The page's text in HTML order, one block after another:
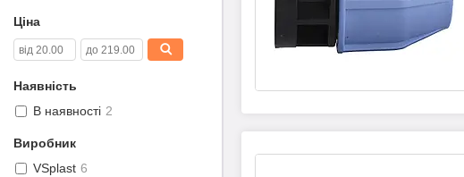
Ціна
Наявність
В наявності 2
Виробник
VSplast 6